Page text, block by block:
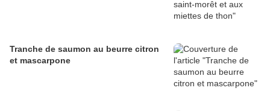
Tranche de saumon au beurre citron
et mascarpone